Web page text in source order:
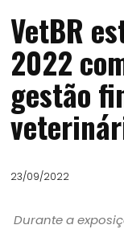
VetBR
2022
gestão
23/09/2022
Durante a